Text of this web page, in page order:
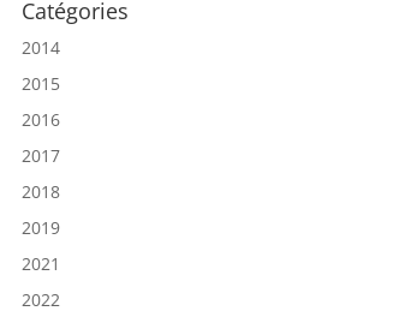
Catégories
2014
2015
2016
2017
2018
2019
2021
2022